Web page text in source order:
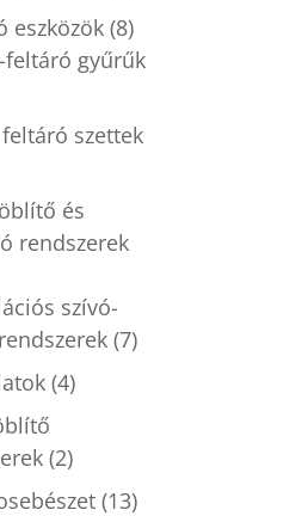
eszközök (8)
feltáró gyűrűk
szettek
és
rendszerek
szívó-
(7)
(4)
(2)
(13)